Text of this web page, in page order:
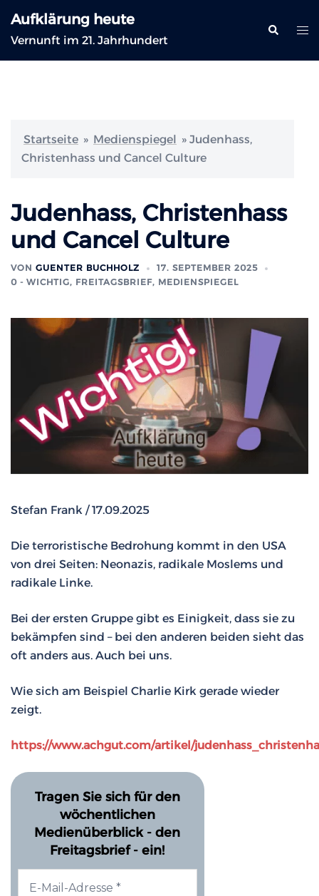
Inhalt
springen
Aufklärung heute
Vernunft im 21. Jahrhundert
Suche
Startseite » Medienspiegel » Judenhass,
Christenhass und Cancel Culture
Judenhass, Christenhass
und Cancel Culture
VON GUENTER BUCHHOLZ
17. SEPTEMBER 2025
0 - WICHTIG, FREITAGSBRIEF, MEDIENSPIEGEL
Stefan Frank / 17.09.2025
Die terroristische Bedrohung kommt in den USA
von drei Seiten: Neonazis, radikale Moslems und
radikale Linke.
Bei der ersten Gruppe gibt es Einigkeit, dass sie zu
bekämpfen sind – bei den anderen beiden sieht das
oft anders aus. Auch bei uns.
Wie sich am Beispiel Charlie Kirk gerade wieder
zeigt.
https://www.achgut.com/artikel/
Tragen Sie sich für den
wöchentlichen
Medienüberblick - den
Freitagsbrief - ein!